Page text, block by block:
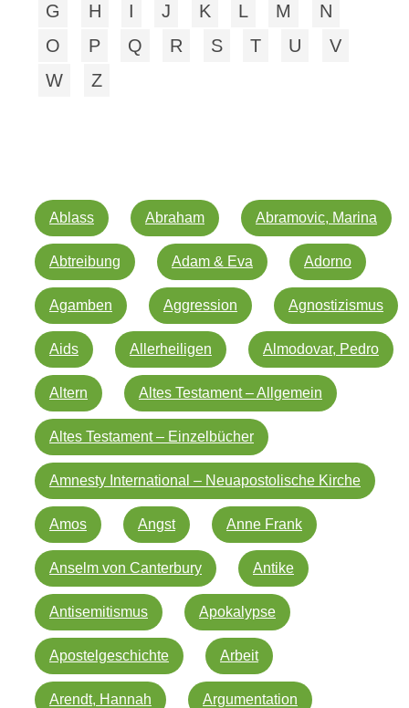
G
H I J K L M
N
O
P Q R S T U
V
W
Z
Ablass Abraham Abramovic, Marina
Abtreibung Adam & Eva Adorno
Agamben Aggression Agnostizismus
Aids Allerheiligen Almodovar, Pedro
Altern Altes Testament – Allgemein
Altes Testament – Einzelbücher
Amnesty International – Neuapostolische Kirche
Amos Angst Anne Frank
Anselm von Canterbury Antike
Antisemitismus Apokalypse
Apostelgeschichte Arbeit
Arendt, Hannah Argumentation